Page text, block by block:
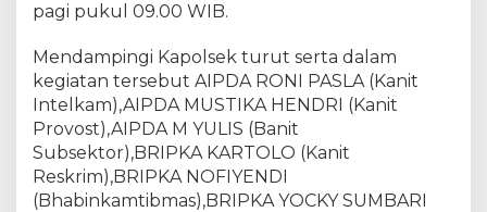
n
a
n
M
u
d
i
k
B
pagi pukul 09.00 WIB.
Mendampingi Kapolsek turut serta dalam
kegiatan tersebut AIPDA RONI PASLA (Kanit
Intelkam),AIPDA MUSTIKA HENDRI (Kanit
Provost),AIPDA M YULIS (Banit
Subsektor),BRIPKA KARTOLO (Kanit
Reskrim),BRIPKA NOFIYENDI
(Bhabinkamtibmas),BRIPKA YOCKY SUMBARI